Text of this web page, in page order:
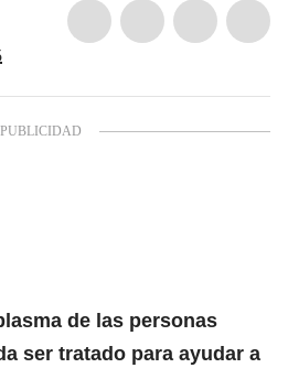
de las personas
ser tratado para ayudar a